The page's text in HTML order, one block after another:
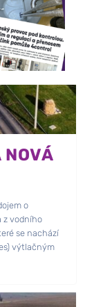
NOVÁ
o
z vodního
se nachází
výtlačným